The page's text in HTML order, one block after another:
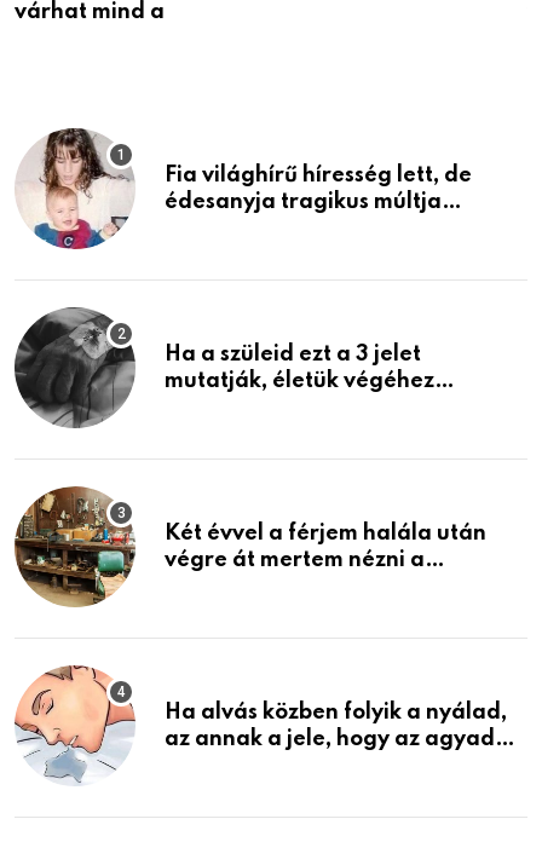
várhat mind a
Fia világhírű híresség lett, de
édesanyja tragikus múltja
Ha a szüleid ezt a 3 jelet
mutatják, életük végéhez
Két évvel a férjem halála után
végre át mertem nézni a
életemet
Ha alvás közben folyik a nyálad,
az annak a jele, hogy az agyad…